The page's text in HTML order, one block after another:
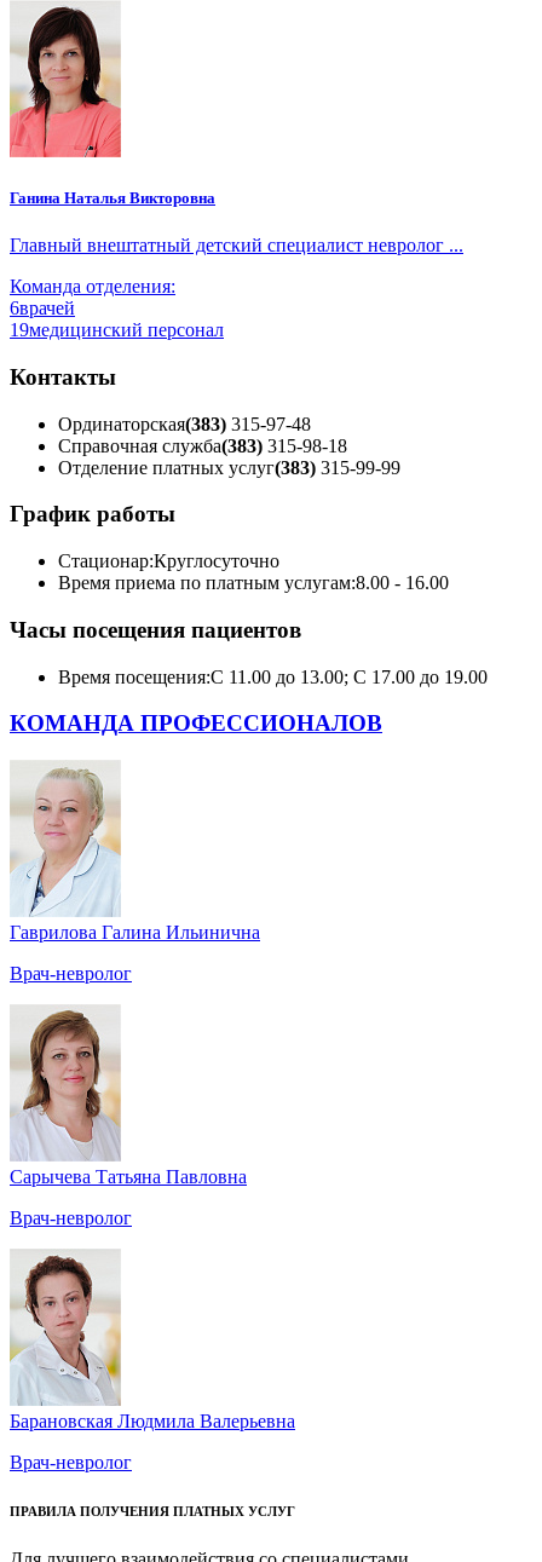
Ганина Наталья Викторовна
Главный внештатный детский специалист невролог ...
Команда отделения:
6врачей
19медицинский персонал
Контакты
Ординаторская(383) 315-97-48
Справочная служба(383) 315-98-18
Отделение платных услуг(383) 315-99-99
График работы
Стационар:Круглосуточно
Время приема по платным услугам:8.00 - 16.00
Часы посещения пациентов
Время посещения:С 11.00 до 13.00; С 17.00 до 19.00
КОМАНДА ПРОФЕССИОНАЛОВ
Гаврилова Галина Ильинична
Врач-невролог
Сарычева Татьяна Павловна
Врач-невролог
Барановская Людмила Валерьевна
Врач-невролог
ПРАВИЛА ПОЛУЧЕНИЯ ПЛАТНЫХ УСЛУГ